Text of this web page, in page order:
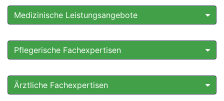
Medizinische Leistungsangebote
Pflegerische Fachexpertisen
Ärztliche Fachexpertisen